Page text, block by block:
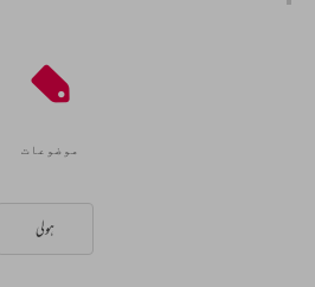
موضوعات
ہولی